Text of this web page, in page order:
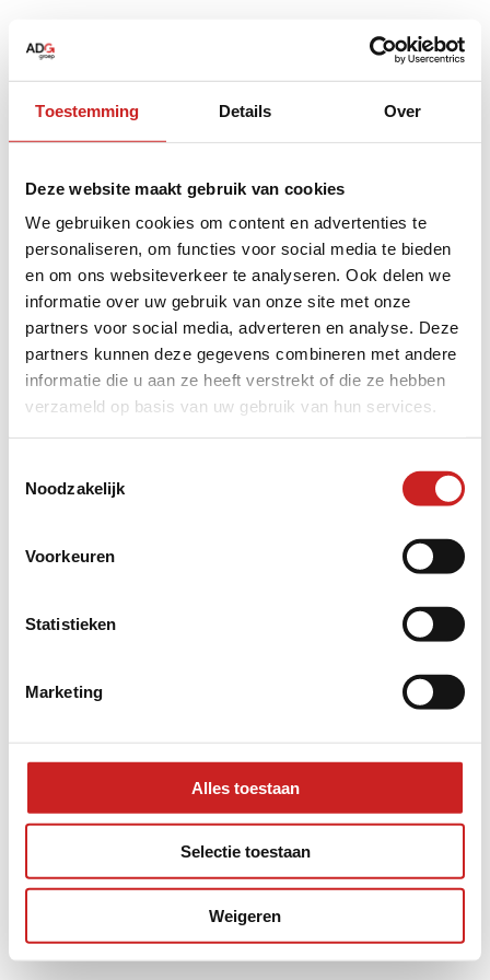
Toestemming Details Over
Deze website maakt gebruik van cookies
We gebruiken cookies om content en advertenties te
personaliseren, om functies voor social media te bieden
en om ons websiteverkeer te analyseren. Ook delen we
informatie over uw gebruik van onze site met onze
partners voor social media, adverteren en analyse. Deze
partners kunnen deze gegevens combineren met andere
informatie die u aan ze heeft verstrekt of die ze hebben
verzameld op basis van uw gebruik van hun services.
Noodzakelijk
Voorkeuren
Statistieken
Marketing
Alles toestaan
Selectie toestaan
Weigeren
loadingwww.adggroep.nl
for more